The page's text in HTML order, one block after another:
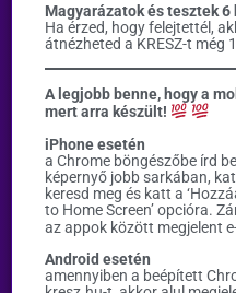
Magyarázatok és tesztek 6
Ha érzed, hogy felejtettél,
átnézheted a KRESZ-t még
A legjobb benne, hogy a
mert arra készült!
iPhone esetén
a Chrome böngészőbe írd
képernyő jobb sarkában,
keresd meg és katt a
to Home Screen’ opcióra.
az appok között megjelent
Android esetén
amennyiben a beépített